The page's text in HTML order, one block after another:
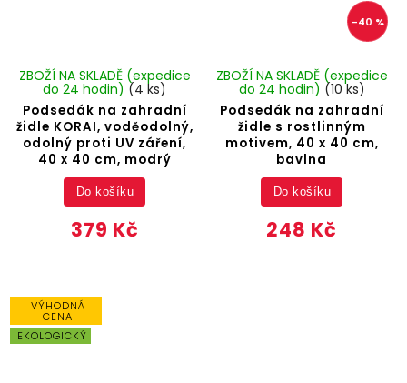
Podsedák na zahradní
židle KORAI, voděodolný,
odolný proti UV záření,
40 x 40 cm, modrý
ZBOŽÍ NA SKLADĚ (expedice
do 24 hodin) (4 ks)
379 Kč
Do košíku
–40 %
Podsedák na zahradní
židle s rostlinným
motivem, 40 x 40 cm,
bavlna
ZBOŽÍ NA SKLADĚ (expedice
do 24 hodin) (10 ks)
248 Kč
Do košíku
VÝHODNÁ
CENA
EKOLOGICKÝ